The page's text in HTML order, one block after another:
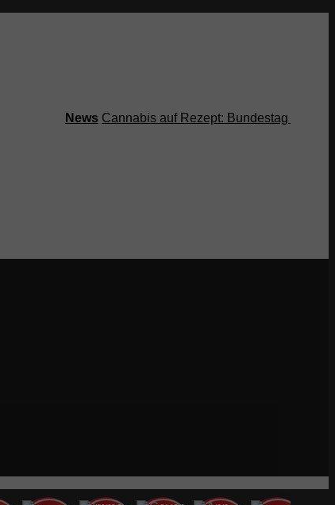
News Cannabis auf Rezept: Bundestag streicht